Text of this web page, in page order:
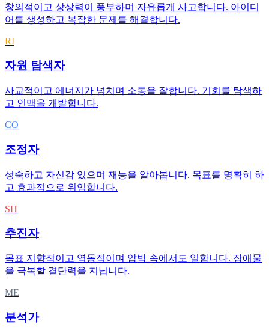
창의적이고 상상력이 풍부하며 자유롭게 사고합니다. 아이디
어를 생성하고 복잡한 문제를 해결합니다.
RI
자원 탐색자
사교적이고 에너지가 넘치며 소통을 잘합니다. 기회를 탐색하
고 인맥을 개발합니다.
CO
조정자
성숙하고 자신감 있으며 재능을 알아봅니다. 목표를 명확히 하
고 효과적으로 위임합니다.
SH
추진자
목표 지향적이고 역동적이며 압박 속에서도 일합니다. 장애물
을 극복할 결단력을 지닙니다.
ME
분석가